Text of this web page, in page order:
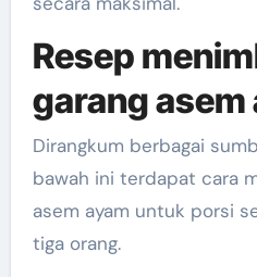
Resep
garang asem
Dirangkum berbagai
bawah ini terdapat cara
asem ayam untuk porsi
tiga orang.